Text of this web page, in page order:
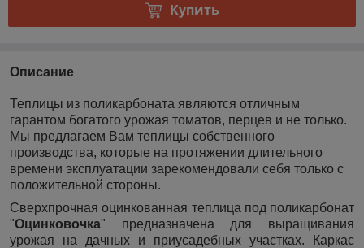
Купить
Описание
Теплицы из поликарбоната являются отличным
гарантом богатого урожая томатов, перцев и не только.
Мы предлагаем Вам теплицы собственного
производства, которые на протяжении длительного
времени эксплуатации зарекомендовали себя только с
положительной стороны.
Сверхпрочная оцинкованная теплица под поликарбонат
"Оцинковочка" предназначена для выращивания
урожая на дачных и приусадебных участках. Каркас